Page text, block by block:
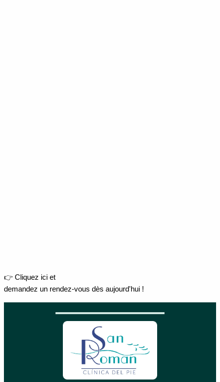
👉 Cliquez ici et
demandez un rendez-vous dès aujourd'hui !